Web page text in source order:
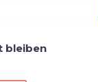
bleiben